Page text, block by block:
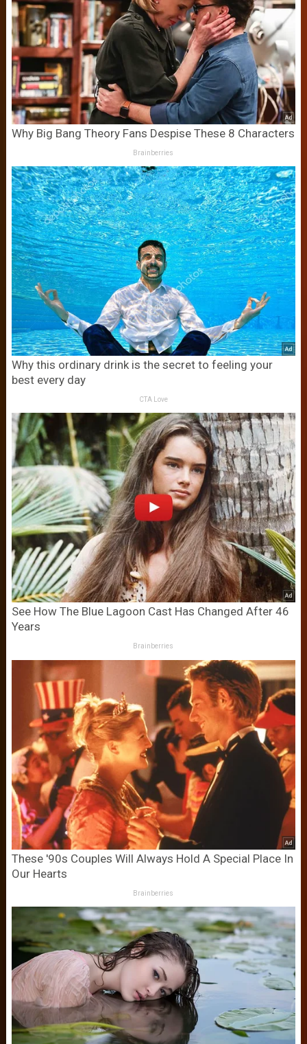
Why Big Bang Theory Fans Despise These 8 Characters
Brainberries
Why this ordinary drink is the secret to feeling your
best every day
CTA Love
See How The Blue Lagoon Cast Has Changed After 46
Years
Brainberries
These '90s Couples Will Always Hold A Special Place In
Our Hearts
Brainberries